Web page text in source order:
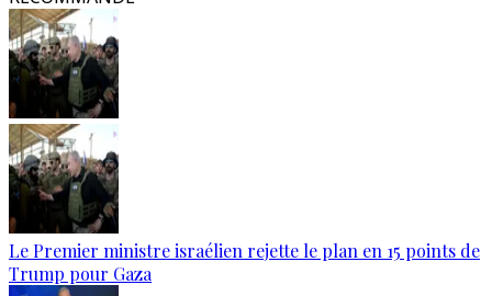
Le Premier ministre israélien rejette le plan en 15 points de
Trump pour Gaza